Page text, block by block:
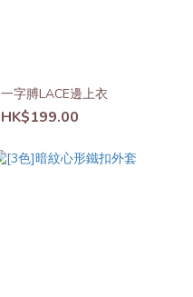
一字膊LACE邊上衣
HK$199.00